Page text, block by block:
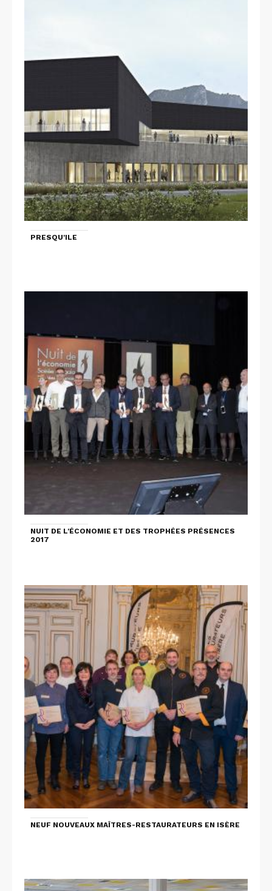
PRESQU'ILE
NUIT DE L'ÉCONOMIE ET DES TROPHÉES PRÉSENCES
2017
NEUF NOUVEAUX MAÎTRES-RESTAURATEURS EN ISÈRE